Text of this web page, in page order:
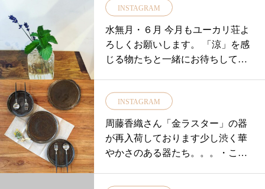
INSTAGRAM
水無月・６月 今月もユーカリ荘よ
ろしくお願いします。 「涼」を感
じる物たちと一緒にお待ちしてお
INSTAGRAM
周藤香織さん「金ラスター」の器
が再入荷しております少し渋く華
やかさのある器たち。。。・こち